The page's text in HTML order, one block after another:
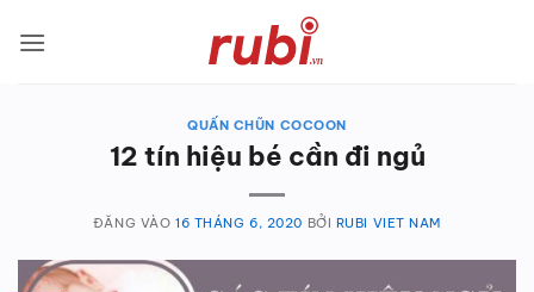
qua
QUẤN CHŨN COCOON
12 tín hiệu bé cần đi ngủ
ĐĂNG VÀO 16 THÁNG 6, 2020 BỞI RUBI VIET NAM